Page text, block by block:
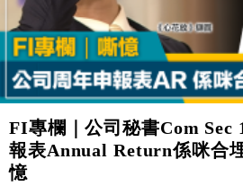
FI專欄｜公司秘書Com Sec
報表Annual Return係咪合
憶